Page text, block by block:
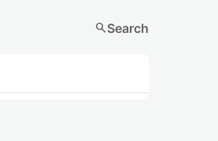
searchSearch